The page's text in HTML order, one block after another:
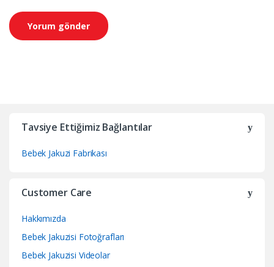
Tavsiye Ettiğimiz Bağlantılar
Bebek Jakuzi Fabrikası
Customer Care
Hakkımızda
Bebek Jakuzisi Fotoğrafları
Bebek Jakuzisi Videolar